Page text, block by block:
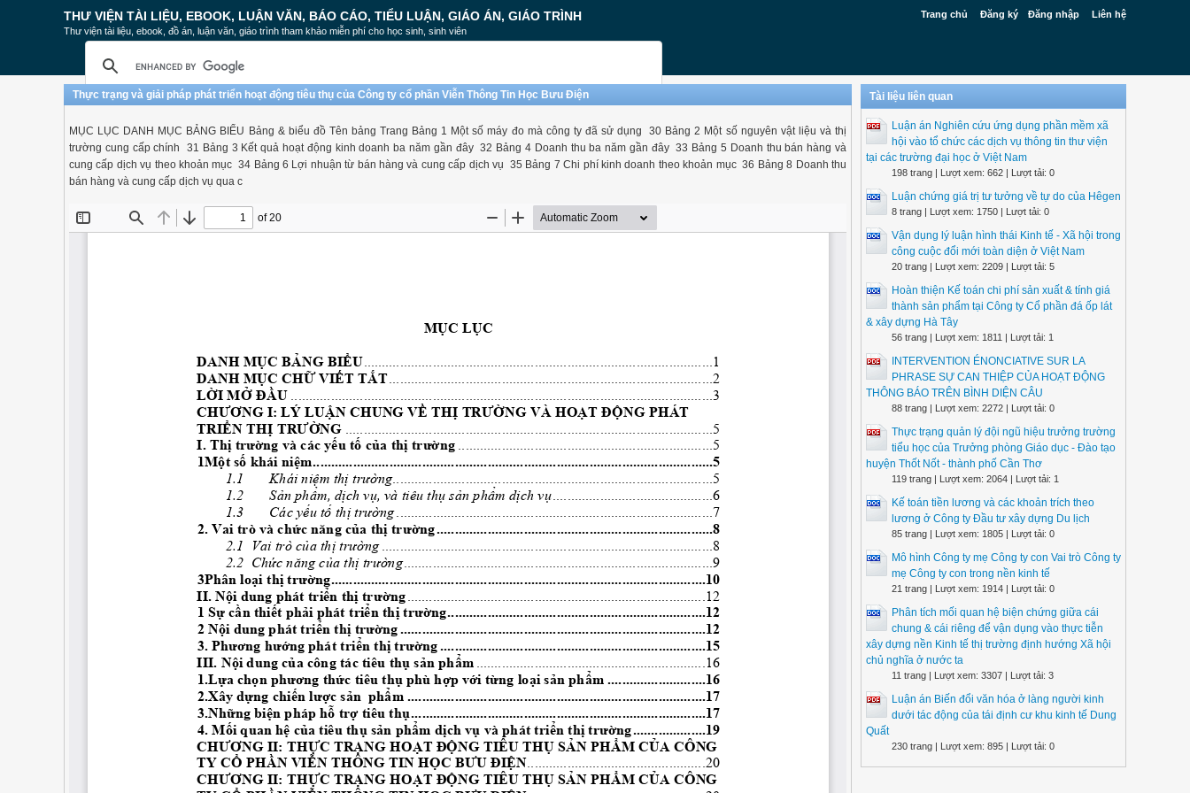
Trang chủ Đăng ký Đăng nhập Liên hệ
THƯ VIỆN TÀI LIỆU, EBOOK, LUẬN VĂN, BÁO CÁO, TIỂU LUẬN, GIÁO ÁN, GIÁO TRÌNH
Thư viện tài liệu, ebook, đồ án, luận văn, giáo trình tham khảo miễn phí cho học sinh, sinh viên
Thực trạng và giải pháp phát triển hoạt động tiêu thụ của Công ty cổ phần Viễn Thông Tin Học Bưu Điện
MỤC LỤC DANH MỤC BẢNG BIỂU Bảng & biểu đồ Tên bảng Trang Bảng 1 Một số máy đo mà công ty đã sử dụng 30 Bảng 2 Một số nguyên vật liệu và thị
trường cung cấp chính 31 Bảng 3 Kết quả hoạt động kinh doanh ba năm gần đây 32 Bảng 4 Doanh thu ba năm gần đây 33 Bảng 5 Doanh thu bán hàng và
cung cấp dịch vụ theo khoản mục 34 Bảng 6 Lợi nhuận từ bán hàng và cung cấp dịch vụ 35 Bảng 7 Chi phí kinh doanh theo khoản mục 36 Bảng 8 Doanh thu
bán hàng và cung cấp dịch vụ qua c
Tài liệu liên quan
Luận án Nghiên cứu ứng dụng phần mềm xã
hội vào tổ chức các dịch vụ thông tin thư viện
tại các trường đại học ở Việt Nam
198 trang | Lượt xem: 662 | Lượt tải: 0
Luận chứng giá trị tư tưởng về tự do của Hêgen
8 trang | Lượt xem: 1750 | Lượt tải: 0
Vận dụng lý luận hình thái Kinh tế - Xã hội trong
công cuộc đổi mới toàn diện ở Việt Nam
20 trang | Lượt xem: 2209 | Lượt tải: 5
Hoàn thiện Kế toán chi phí sản xuất & tính giá
thành sản phẩm tại Công ty Cổ phần đá ốp lát
& xây dựng Hà Tây
56 trang | Lượt xem: 1811 | Lượt tải: 1
INTERVENTION ÉNONCIATIVE SUR LA
PHRASE SỰ CAN THIỆP CỦA HOẠT ĐỘNG
THÔNG BÁO TRÊN BÌNH DIỆN CÂU
88 trang | Lượt xem: 2272 | Lượt tải: 0
Thực trạng quản lý đội ngũ hiệu trưởng trường
tiểu học của Trưởng phòng Giáo dục - Đào tạo
huyện Thốt Nốt - thành phố Cần Thơ
119 trang | Lượt xem: 2064 | Lượt tải: 1
Kế toán tiền lương và các khoản trích theo
lương ở Công ty Đầu tư xây dựng Du lịch
85 trang | Lượt xem: 1805 | Lượt tải: 0
Mô hình Công ty mẹ Công ty con Vai trò Công ty
mẹ Công ty con trong nền kinh tế
21 trang | Lượt xem: 1914 | Lượt tải: 0
Phân tích mối quan hệ biện chứng giữa cái
chung & cái riêng để vận dụng vào thực tiễn
xây dựng nền Kinh tế thị trường định hướng Xã hội
chủ nghĩa ở nước ta
11 trang | Lượt xem: 3307 | Lượt tải: 3
Luận án Biến đổi văn hóa ở làng người kinh
dưới tác động của tái định cư khu kinh tế Dung
Quất
230 trang | Lượt xem: 895 | Lượt tải: 0